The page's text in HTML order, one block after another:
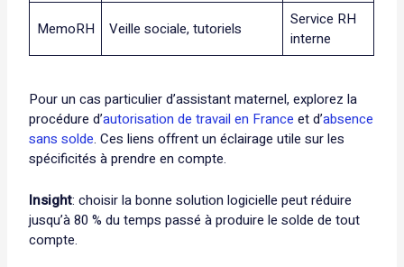
MemoRH Veille sociale, tutoriels
Service RH
interne
Pour un cas particulier d’assistant maternel, explorez la
procédure d’autorisation de travail en France et d’absence
sans solde. Ces liens offrent un éclairage utile sur les
spécificités à prendre en compte.
Insight: choisir la bonne solution logicielle peut réduire
jusqu’à 80 % du temps passé à produire le solde de tout
compte.